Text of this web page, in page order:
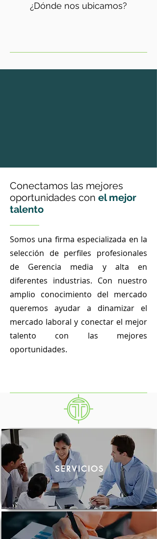
¿Dónde nos ubicamos?
Conectamos las mejores
oportunidades con el mejor
talento
Somos una firma especializada en la
selección de perfiles profesionales
de Gerencia media y alta en
diferentes industrias. Con nuestro
amplio conocimiento del mercado
queremos ayudar a dinamizar el
mercado laboral y conectar el mejor
talento con las mejores
oportunidades.
SERVICIOS